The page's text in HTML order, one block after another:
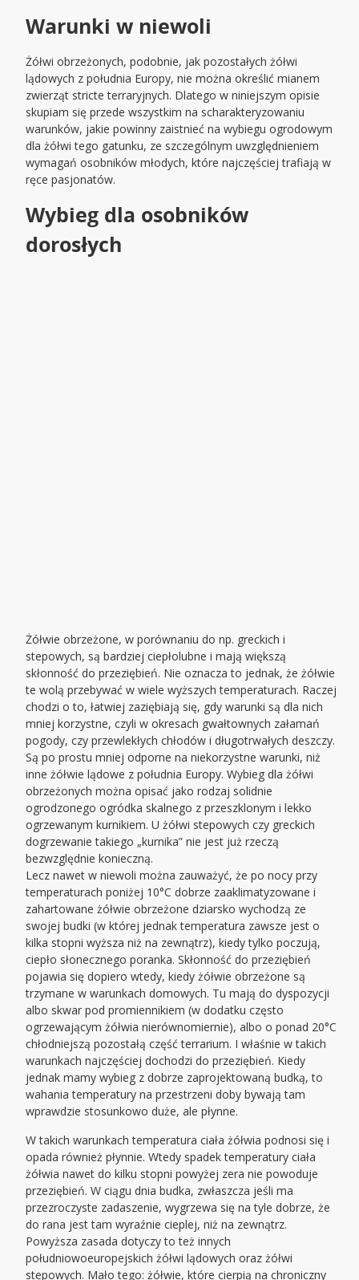
Warunki w niewoli
Żółwi obrzeżonych, podobnie, jak pozostałych żółwi
lądowych z południa Europy, nie można określić mianem
zwierząt stricte terraryjnych. Dlatego w niniejszym opisie
skupiam się przede wszystkim na scharakteryzowaniu
warunków, jakie powinny zaistnieć na wybiegu ogrodowym
dla żółwi tego gatunku, ze szczególnym uwzględnieniem
wymagań osobników młodych, które najczęściej trafiają w
ręce pasjonatów.
Wybieg dla osobników
dorosłych
Żółwie obrzeżone, w porównaniu do np. greckich i
stepowych, są bardziej ciepłolubne i mają większą
skłonność do przeziębień. Nie oznacza to jednak, że żółwie
te wolą przebywać w wiele wyższych temperaturach. Raczej
chodzi o to, łatwiej zaziębiają się, gdy warunki są dla nich
mniej korzystne, czyli w okresach gwałtownych załamań
pogody, czy przewlekłych chłodów i długotrwałych deszczy.
Są po prostu mniej odporne na niekorzystne warunki, niż
inne żółwie lądowe z południa Europy. Wybieg dla żółwi
obrzeżonych można opisać jako rodzaj solidnie
ogrodzonego ogródka skalnego z przeszklonym i lekko
ogrzewanym kurnikiem. U żółwi stepowych czy greckich
dogrzewanie takiego „kurnika” nie jest już rzeczą
bezwzględnie konieczną.
Lecz nawet w niewoli można zauważyć, że po nocy przy
temperaturach poniżej 10°C dobrze zaaklimatyzowane i
zahartowane żółwie obrzeżone dziarsko wychodzą ze
swojej budki (w której jednak temperatura zawsze jest o
kilka stopni wyższa niż na zewnątrz), kiedy tylko poczują,
ciepło słonecznego poranka. Skłonność do przeziębień
pojawia się dopiero wtedy, kiedy żółwie obrzeżone są
trzymane w warunkach domowych. Tu mają do dyspozycji
albo skwar pod promiennikiem (w dodatku często
ogrzewającym żółwia nierównomiernie), albo o ponad 20°C
chłodniejszą pozostałą część terrarium. I właśnie w takich
warunkach najczęściej dochodzi do przeziębień. Kiedy
jednak mamy wybieg z dobrze zaprojektowaną budką, to
wahania temperatury na przestrzeni doby bywają tam
wprawdzie stosunkowo duże, ale płynne.
W takich warunkach temperatura ciała żółwia podnosi się i
opada również płynnie. Wtedy spadek temperatury ciała
żółwia nawet do kilku stopni powyżej zera nie powoduje
przeziębień. W ciągu dnia budka, zwłaszcza jeśli ma
przezroczyste zadaszenie, wygrzewa się na tyle dobrze, że
do rana jest tam wyraźnie cieplej, niż na zewnątrz.
Powyższa zasada dotyczy to też innych
południowoeuropejskich żółwi lądowych oraz żółwi
stepowych. Mało tego: żółwie, które cierpią na chroniczny